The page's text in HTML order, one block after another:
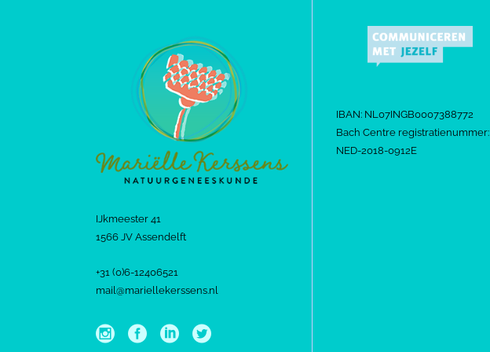
IJkmeester 41
1566 JV Assendelft
+31 (0)6-12406521
mail@mariellekerssens.nl
IBAN: NL07INGB0007388772
Bach Centre registratienummer:
NED-2018-0912E